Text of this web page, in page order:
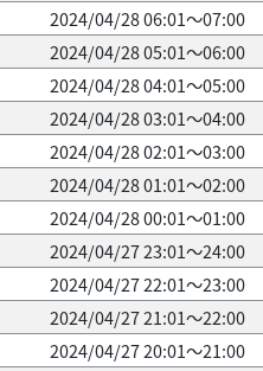
2024/04/28 06:01～07:00
2024/04/28 05:01～06:00
2024/04/28 04:01～05:00
2024/04/28 03:01～04:00
2024/04/28 02:01～03:00
2024/04/28 01:01～02:00
2024/04/28 00:01～01:00
2024/04/27 23:01～24:00
2024/04/27 22:01～23:00
2024/04/27 21:01～22:00
2024/04/27 20:01～21:00